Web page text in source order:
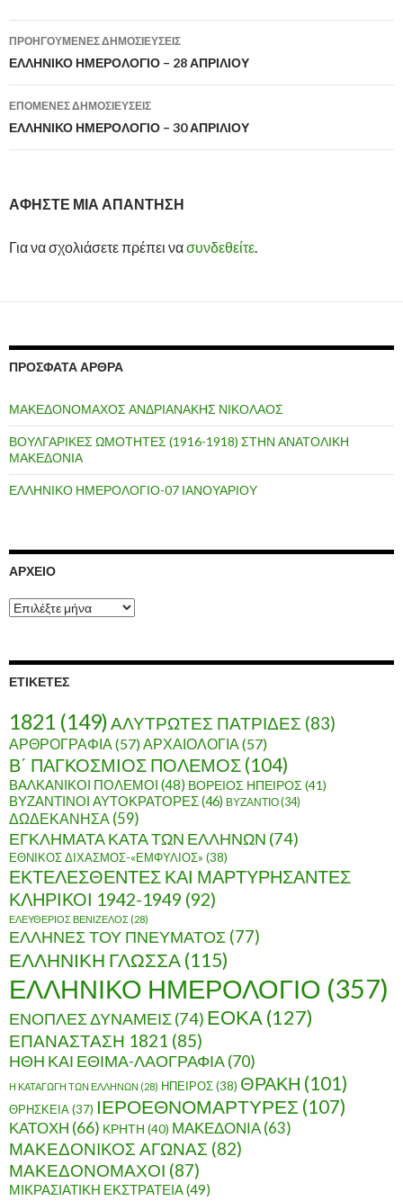
Πλοήγηση
άρθρων
ΠΡΟΗΓΟΎΜΕΝΕΣ ΔΗΜΟΣΙΕΎΣΕΙΣ
ΕΛΛΗΝΙΚΟ ΗΜΕΡΟΛΟΓΙΟ – 28 ΑΠΡΙΛΙΟΥ
ΕΠΌΜΕΝΕΣ ΔΗΜΟΣΙΕΎΣΕΙΣ
ΕΛΛΗΝΙΚΟ ΗΜΕΡΟΛΟΓΙΟ – 30 ΑΠΡΙΛΙΟΥ
ΑΦΉΣΤΕ ΜΙΑ ΑΠΆΝΤΗΣΗ
Για να σχολιάσετε πρέπει νασυνδεθείτε.
ΠΡΌΣΦΑΤΑ ΆΡΘΡΑ
ΜΑΚΕΔΟΝΟΜΑΧΟΣ ΑΝΔΡΙΑΝΑΚΗΣ ΝΙΚΟΛΑΟΣ
ΒΟΥΛΓΑΡΙΚΕΣ ΩΜΟΤΗΤΕΣ (1916-1918) ΣΤΗΝ ΑΝΑΤΟΛΙΚΗ
ΜΑΚΕΔΟΝΙΑ
ΕΛΛΗΝΙΚΟ ΗΜΕΡΟΛΟΓΙΟ-07 ΙΑΝΟΥΑΡΙΟΥ
ΑΡΧΕΊΟ
Α
ρ
ο
ΕΤΙΚΈΤΕΣ
1821 (149)ΑΛΥΤΡΩΤΕΣ ΠΑΤΡΙΔΕΣ (83)
ΑΡΘΡΟΓΡΑΦΙΑ(57)ΑΡΧΑΙΟΛΟΓΙΑ(57)
Β΄ ΠΑΓΚΟΣΜΙΟΣ ΠΟΛΕΜΟΣ (104)
ΒΑΛΚΑΝΙΚΟΙ ΠΟΛΕΜΟΙ (48) ΒΟΡΕΙΟΣ ΗΠΕΙΡΟΣ (41)
ΒΥΖΑΝΤΙΝΟΙ ΑΥΤΟΚΡΑΤΟΡΕΣ(46) ΒΥΖΑΝΤΙΟ(34)
ΔΩΔΕΚΑΝΗΣΑ (59)
ΕΓΚΛΗΜΑΤΑ ΚΑΤΑ ΤΩΝ ΕΛΛΗΝΩΝ (74)
ΕΘΝΙΚΟΣ ΔΙΧΑΣΜΟΣ-«ΕΜΦΥΛΙΟΣ» (38)
ΕΚΤΕΛΕΣΘΕΝΤΕΣ ΚΑΙ ΜΑΡΤΥΡΗΣΑΝΤΕΣ
ΚΛΗΡΙΚΟΙ 1942-1949 (92)
ΕΛΕΥΘΕΡΙΟΣ ΒΕΝΙΖΕΛΟΣ (28)
ΕΛΛΗΝΕΣ ΤΟΥ ΠΝΕΥΜΑΤΟΣ (77)
ΕΛΛΗΝΙΚΗ ΓΛΩΣΣΑ (115)
ΕΛΛΗΝΙΚΟ ΗΜΕΡΟΛΟΓΙΟ (357)
ΕΝΟΠΛΕΣ ΔΥΝΑΜΕΙΣ(74) ΕΟΚΑ (127)
ΕΠΑΝΑΣΤΑΣΗ 1821 (85)
ΗΘΗ ΚΑΙ ΕΘΙΜΑ-ΛΑΟΓΡΑΦΙΑ(70)
Η ΚΑΤΑΓΩΓΗ ΤΩΝ ΕΛΛΗΝΩΝ (28) ΗΠΕΙΡΟΣ(38) ΘΡΑΚΗ (101)
ΘΡΗΣΚΕΙΑ(37) ΙΕΡΟΕΘΝΟΜΑΡΤΥΡΕΣ (107)
ΚΑΤΟΧΗ (66) ΚΡΗΤΗ (40) ΜΑΚΕΔΟΝΙΑ(63)
ΜΑΚΕΔΟΝΙΚΟΣ ΑΓΩΝΑΣ (82)
ΜΑΚΕΔΟΝΟΜΑΧΟΙ (87)
ΜΙΚΡΑΣΙΑΤΙΚΗ ΕΚΣΤΡΑΤΕΙΑ(49)